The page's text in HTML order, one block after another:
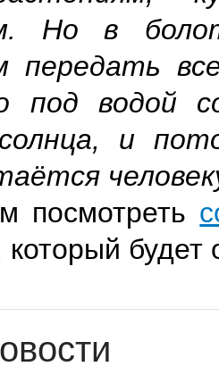
Но в
передать
под водой
и
посмотреть
который будет